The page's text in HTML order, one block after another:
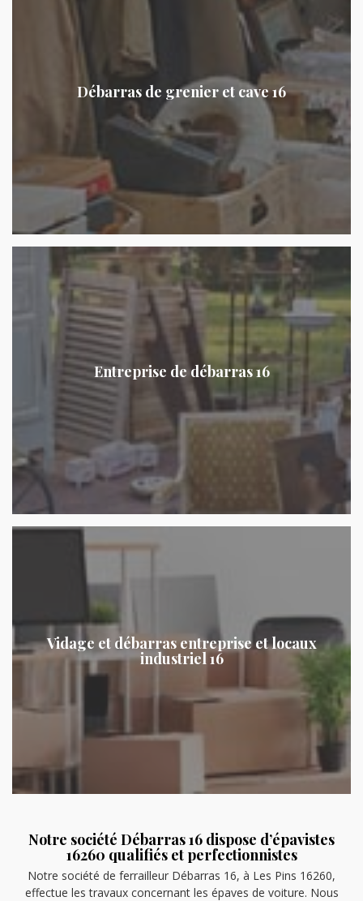
Débarras de grenier et cave 16
Entreprise de débarras 16
Vidage et débarras entreprise et locaux
industriel 16
Notre société Débarras 16 dispose d’épavistes
16260 qualifiés et perfectionnistes
Notre société de ferrailleur Débarras 16, à Les Pins 16260,
effectue les travaux concernant les épaves de voiture. Nous